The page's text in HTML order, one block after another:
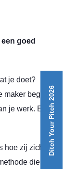
Ditch Your Pitch 2026
goed
je doet?
begint
je werk. Een
hoe zij zich
die je